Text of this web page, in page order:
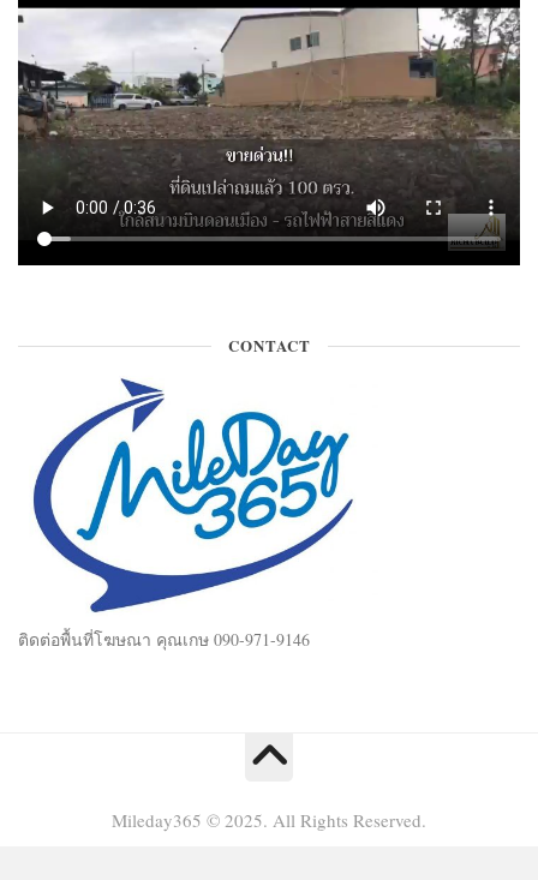
CONTACT
ติดต่อพื้นที่โฆษณา คุณเกษ 090-971-9146
Mileday365 © 2025. All Rights Reserved.